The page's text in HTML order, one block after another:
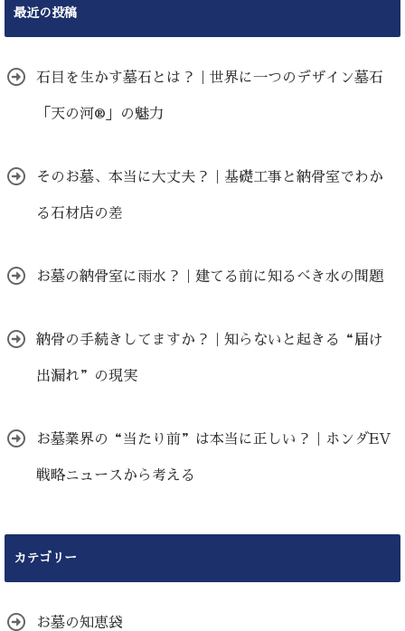
最近の投稿
石目を生かす墓石とは？｜世界に一つのデザイン墓石
「天の河®」の魅力
そのお墓、本当に大丈夫？｜基礎工事と納骨室でわか
る石材店の差
お墓の納骨室に雨水？｜建てる前に知るべき水の問題
納骨の手続きしてますか？｜知らないと起きる“届け
出漏れ”の現実
お墓業界の“当たり前”は本当に正しい？｜ホンダEV
戦略ニュースから考える
カテゴリー
お墓の知恵袋